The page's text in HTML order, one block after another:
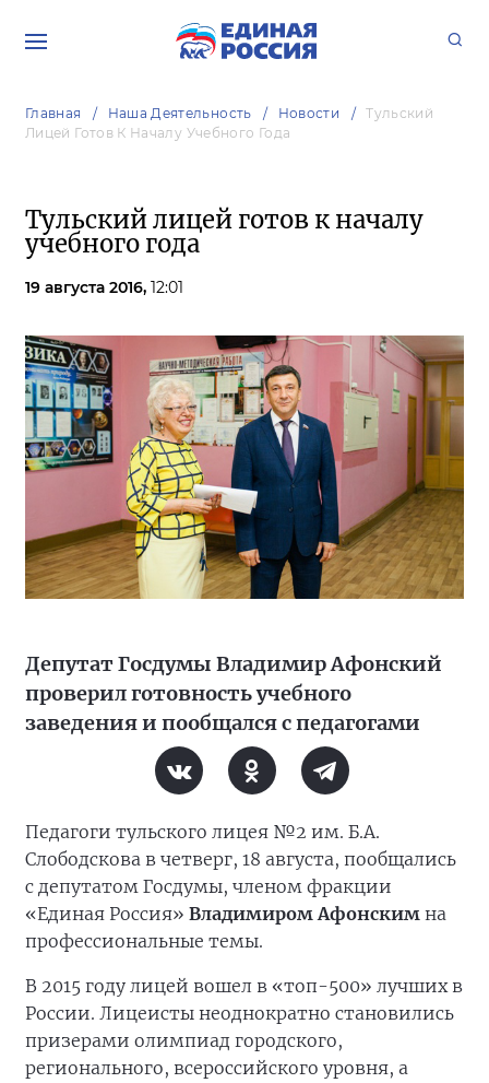
Главная Наша Деятельность Новости
Тульский
Лицей Готов К Началу Учебного Года
Тульский лицей готов к началу
учебного года
19 августа 2016, 12:01
Депутат Госдумы Владимир Афонский
проверил готовность учебного
заведения и пообщался с педагогами
Педагоги тульского лицея №2 им. Б.А.
Слободскова в четверг, 18 августа, пообщались
с депутатом Госдумы, членом фракции
«Единая Россия» Владимиром Афонским на
профессиональные темы.
В 2015 году лицей вошел в «топ-500» лучших в
России. Лицеисты неоднократно становились
призерами олимпиад городского,
регионального, всероссийского уровня, а